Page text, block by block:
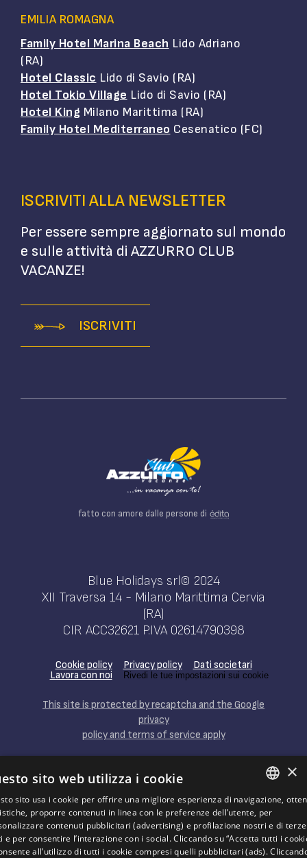
EMILIA ROMAGNA
Family Hotel Marina Beach Lido Adriano
(RA)
Hotel Classic Lido di Savio (RA)
Hotel Tokio Village Lido di Savio (RA)
Hotel King Milano Marittima (RA)
Family Hotel Mediterraneo Cesenatico (FC)
ISCRIVITI ALLA NEWSLETTER
Per essere sempre aggiornato sul mondo
e sulle attività di AZZURRO CLUB
VACANZE!
ISCRIVITI
Blue Holidays srl© 2024
XII Traversa 14 - Milano Marittima Cervia
(RA)
CIR ACC32621 P.IVA 02614790398
Cookie policy Privacy policy Dati societari
Lavora con noi Rivedi le tue impostazioni sui cookie
This site is protected by recaptcha and the Google
privacy
policy and terms of service apply
fatto con amore dalle persone di
HAI MAI PENSATO DIGESTIREUN HOTEL
CON AZZURRO CLUB?
ENGLISH
FRENCH
×
sito web utilizza i cookie
sito usa i cookie per offrire una migliore esperienza di navigazione,
proporre contenuti in linea con le preferenze dell’utente, per
contenuti pubblicitari (advertising) e profilazione nostri e di terze
e per consentire l’interazione con i social. Cliccando su “Accetta tutti i
all’utilizzo di tutti i cookie compresi quelli pubblicitari (ads).